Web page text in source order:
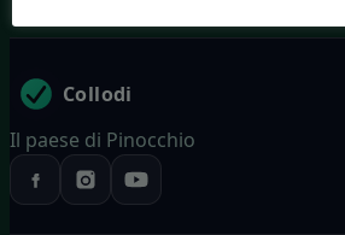
Collodi
Il paese di Pinocchio